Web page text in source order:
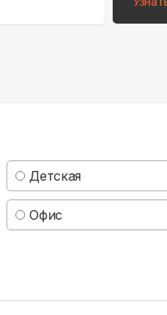
Детская
Офис